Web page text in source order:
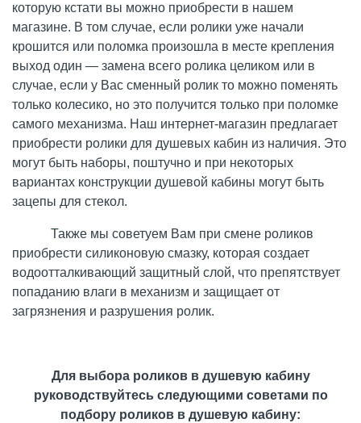
которую кстати вы можно приобрести в нашем
магазине. В том случае, если ролики уже начали
крошится или поломка произошла в месте крепления
выход один — замена всего ролика целиком или в
случае, если у Вас сменный ролик то можно поменять
только колесико, но это получится только при поломке
самого механизма. Наш интернет-магазин предлагает
приобрести ролики для душевых кабин из наличия. Это
могут быть наборы, поштучно и при некоторых
вариантах конструкции душевой кабины могут быть
зацепы для стекол.
Также мы советуем Вам при смене роликов
приобрести силиконовую смазку, которая создает
водоотталкивающий защитный слой, что препятствует
попаданию влаги в механизм и защищает от
загрязнения и разрушения ролик.
Для выбора роликов в душевую кабину
руководствуйтесь следующими советами по
подбору роликов в душевую кабину: